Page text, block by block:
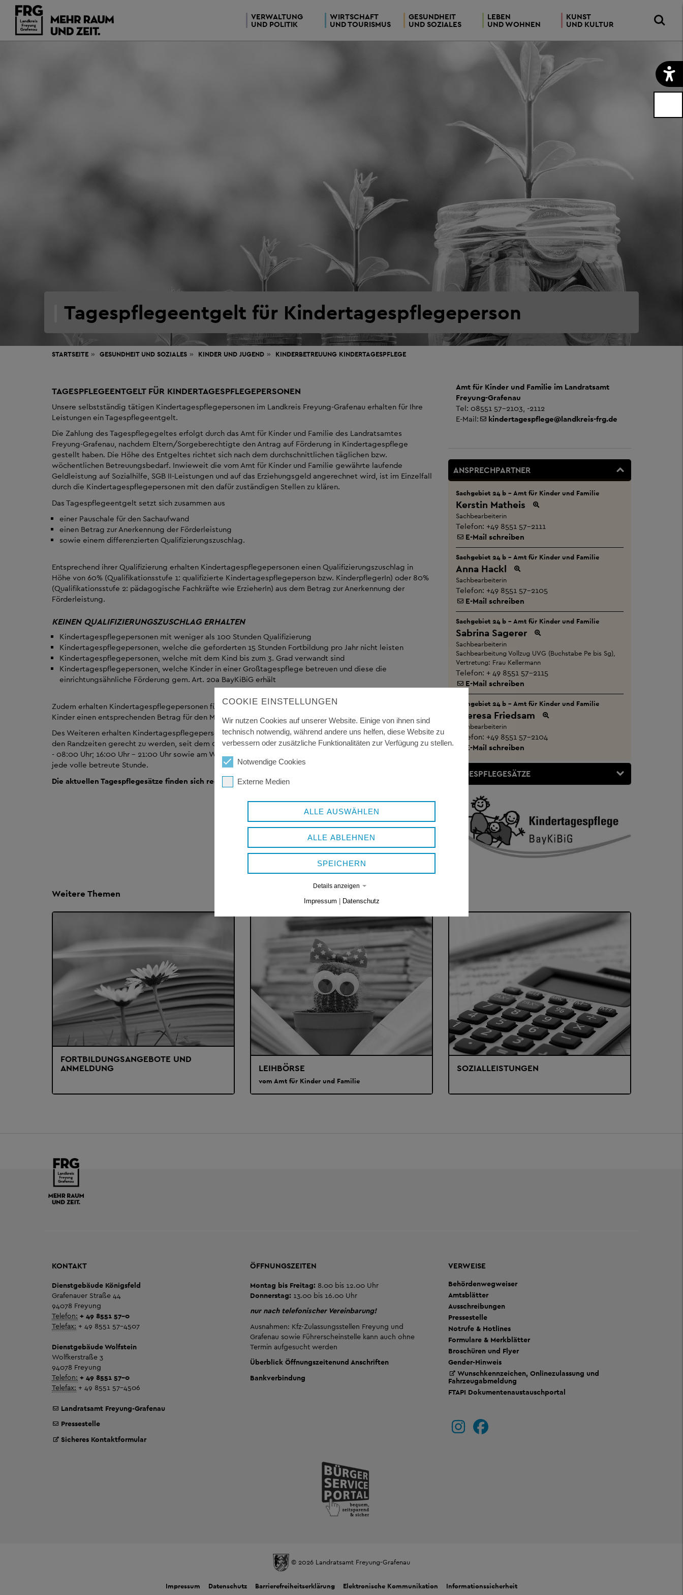
VERWALTUNG
UND POLITIK
WIRTSCHAFT
UND TOURISMUS
GESUNDHEIT
UND SOZIALES
LEBEN
UND WOHNEN
KUNST
UND KULTUR
Tagespflegeentgelt für Kindertagespflegeperson
STARTSEITE GESUNDHEIT UND SOZIALES KINDER UND JUGEND KINDERBETREUUNG KINDERTAGESPFLEGE
TAGESPFLEGEENTGELT FÜR KINDERTAGESPFLEGEPERSONEN
Unsere selbstständig tätigen Kindertagespflegepersonen im Landkreis Freyung-Grafenau erhalten für Ihre
Leistungen ein Tagespflegeentgelt.
Die Zahlung des Tagespflegegeltes erfolgt durch das Amt für Kinder und Familie des Landratsamtes
Freyung-Grafenau, nachdem Eltern/Sorgeberechtigte den Antrag auf Förderung in Kindertagespflege
gestellt haben. Die Höhe des Entgeltes richtet sich nach dem durchschnittlichen täglichen bzw.
wöchentlichen Betreuungsbedarf. Inwieweit die vom Amt für Kinder und Familie gewährte laufende
Geldleistung auf Sozialhilfe, SGB II-Leistungen und auf das Erziehungsgeld angerechnet wird, ist im Einzelfall
durch die Kindertagespflegepersonen mit den dafür zuständigen Stellen zu klären.
Das Tagespflegeentgelt setzt sich zusammen aus
einer Pauschale für den Sachaufwand
einen Betrag zur Anerkennung der Förderleistung
sowie einem differenzierten Qualifizierungszuschlag.
Entsprechend ihrer Qualifizierung erhalten Kindertagespflegepersonen einen Qualifizierungszuschlag in
Höhe von 60% (Qualifikationsstufe 1: qualifizierte Kindertagespflegeperson bzw. KinderpflegerIn) oder 80%
(Qualifikationsstufe 2: pädagogische Fachkräfte wie ErzieherIn) aus dem Betrag zur Anerkennung der
Förderleistung.
KEINEN QUALIFIZIERUNGSZUSCHLAG ERHALTEN
Kindertagespflegepersonen mit weniger als 100 Stunden Qualifizierung
Kindertagespflegepersonen, welche die geforderten 15 Stunden Fortbildung pro Jahr nicht leisten
Kindertagespflegepersonen, welche mit dem Kind bis zum 3. Grad verwandt sind
Kindertagespflegepersonen, welche Kinder in einer Großtagespflege betreuen und diese die
einrichtungsähnliche Förderung gem. Art. 20a BayKiBiG erhält
Zudem erhalten Kindertagespflegepersonen für die Betreuung behinderter oder von Behinderung bedrohter
Kinder einen entsprechenden Betrag für den Mehraufwand.
Des Weiteren erhalten Kindertagespflegepersonen, um der anhaltend hohen Nachfrage zu Betreuungen in
den Randzeiten gerecht zu werden, seit dem 01.09.2020 bei einer Betreuung in den Randzeiten (06:00 Uhr
- 08:00 Uhr; 16:00 Uhr - 21:00 Uhr sowie am Wochenende von 06:00 Uhr - 21:00 Uhr) zusätzlich 2,00 € für
jede volle betreute Stunde.
Die aktuellen Tagespflegesätze finden sich rechts in der Randbox.
Amt für Kinder und Familie im Landratsamt
Freyung-Grafenau
Tel: 08551 57-2103, -2112
E-Mail:
kindertagespflege@landkreis-frg.de
ANSPRECHPARTNER
Sachgebiet 24 b - Amt für Kinder und Familie
Kerstin Matheis
Sachbearbeiterin
Telefon: +49 8551 57-2111
E-Mail schreiben
Sachgebiet 24 b - Amt für Kinder und Familie
Anna Hackl
Sachbearbeiterin
Telefon: +49 8551 57-2105
E-Mail schreiben
Sachgebiet 24 b - Amt für Kinder und Familie
Sabrina Sagerer
Sachbearbeiterin
Sachbearbeitung Vollzug UVG (Buchstabe Pe bis Sg),
Vertretung: Frau Kellermann
Telefon: + 49 8551 57-2115
E-Mail schreiben
Sachgebiet 24 b - Amt für Kinder und Familie
Theresa Friedsam
Sachbearbeiterin
Telefon: +49 8551 57-2104
E-Mail schreiben
TAGESPFLEGESÄTZE
Weitere Themen
FORTBILDUNGSANGEBOTE UND
ANMELDUNG
LEIHBÖRSE
vom Amt für Kinder und Familie
SOZIALLEISTUNGEN
KONTAKT
Dienstgebäude Königsfeld
Grafenauer Straße 44
94078 Freyung
Telefon: + 49 8551 57-0
Telefax: + 49 8551 57-4507
Dienstgebäude Wolfstein
Wolfkerstraße 3
94078 Freyung
Telefon: + 49 8551 57-0
Telefax: + 49 8551 57-4506
Landratsamt Freyung-Grafenau
Pressestelle
Sicheres Kontaktformular
ÖFFNUNGSZEITEN
Montag bis Freitag: 8.00 bis 12.00 Uhr
Donnerstag: 13.00 bis 16.00 Uhr
nur nach telefonischer Vereinbarung!
Ausnahmen: Kfz-Zulassungsstellen Freyung und
Grafenau sowie Führerscheinstelle kann auch ohne
Termin aufgesucht werden
Überblick Öffnungszeitenund Anschriften
Bankverbindung
VERWEISE
Behördenwegweiser
Amtsblätter
Ausschreibungen
Pressestelle
Notrufe & Hotlines
Formulare & Merkblätter
Broschüren und Flyer
Gender-Hinweis
Wunschkennzeichen, Onlinezulassung und
Fahrzeugabmeldung
FTAPI Dokumentenaustauschportal
© 2026 Landratsamt Freyung-Grafenau
Impressum Datenschutz Barrierefreiheitserklärung Elektronische Kommunikation Informationssicherheit
COOKIE EINSTELLUNGEN
Wir nutzen Cookies auf unserer Website. Einige von ihnen sind
technisch notwendig, während andere uns helfen, diese Website zu
verbessern oder zusätzliche Funktionalitäten zur Verfügung zu stellen.
Notwendige Cookies
Externe Medien
ALLE AUSWÄHLEN
ALLE ABLEHNEN
SPEICHERN
Details anzeigen
Impressum | Datenschutz